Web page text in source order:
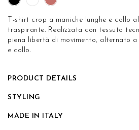
T-shirt crop a maniche lunghe e collo
traspirante. Realizzata con tessuto
piena libertà di movimento, alternato a
e collo.
PRODUCT DETAILS
STYLING
MADE IN ITALY